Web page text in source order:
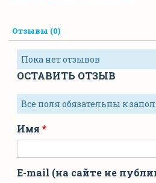
Отзывы (0)
Пока нет отзывов
ОСТАВИТЬ ОТЗЫВ
Все поля обязательны к
Имя
E-mail (на сайте не